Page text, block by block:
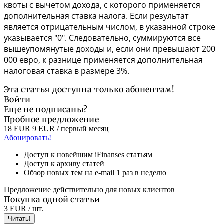
квоты с вычетом дохода, с которого применяется
дополнительная ставка налога. Если результат
является отрицательным числом, в указанной строке
указывается "0". Следовательно, суммируются все
вышеупомянутые доходы и, если они превышают 200
000 евро, к разнице применяется дополнительная
налоговая ставка в размере 3%.
Эта статья доступна только абонентам!
Войти
Еще не подписаны?
Пробное предложение
18 EUR 9 EUR / первый месяц
Абонировать!
Доступ к новейшим iFinanses статьям
Доступ к архиву статей
Обзор новых тем на e-mail 1 раз в неделю
Предложение действительно для новых клиентов
Покупка одной статьи
3 EUR / шт.
Читать!